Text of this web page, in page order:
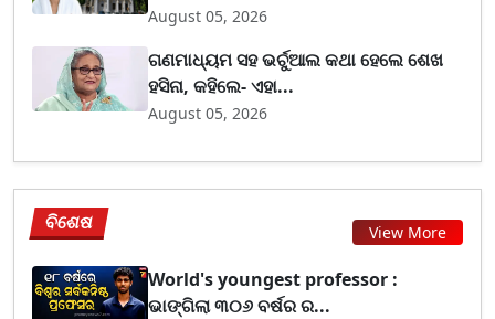
August 05, 2026
ଗଣମାଧ୍ୟମ ସହ ଭର୍ଚୁଆଲ କଥା ହେଲେ ଶେଖ
ହସିନା, କହିଲେ- ଏହା...
August 05, 2026
ବିଶେଷ View More
World's youngest professor :
ଭାଙ୍ଗିଲା ୩୦୬ ବର୍ଷର ର...